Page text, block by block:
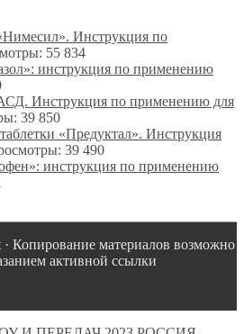
Инструкция по
55 834
инструкция по применению
Инструкция по применению для
39 850
«Предуктал». Инструкция
39 490
инструкция по применению
Копирование материалов возможно
активной ссылки